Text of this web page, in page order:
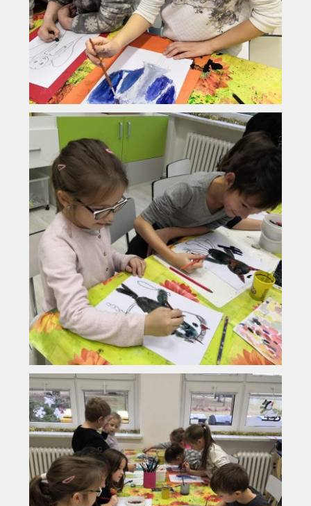
Vyhledávání na webu